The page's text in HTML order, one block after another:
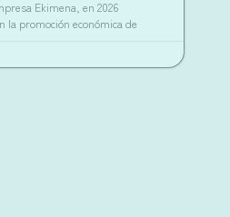
Ekimena, en 2026
la promoción económica de